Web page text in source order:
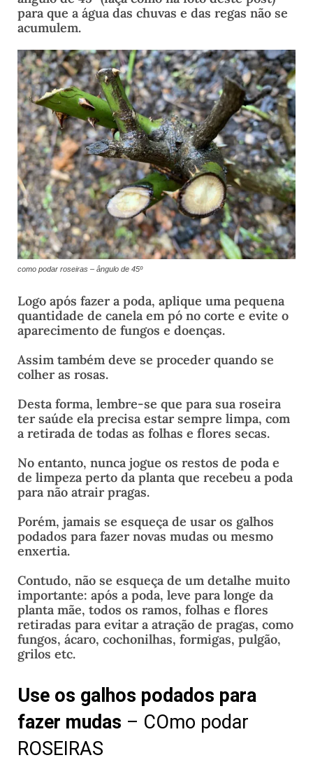
para que a água das chuvas e das regas não se
acumulem.
como podar roseiras – ângulo de 45º
Logo após fazer a poda, aplique uma pequena
quantidade de canela em pó no corte e evite o
aparecimento de fungos e doenças.
Assim também deve se proceder quando se
colher as rosas.
Desta forma, lembre-se que para sua roseira
ter saúde ela precisa estar sempre limpa, com
a retirada de todas as folhas e flores secas.
No entanto, nunca jogue os restos de poda e
de limpeza perto da planta que recebeu a poda
para não atrair pragas.
Porém, jamais se esqueça de usar os galhos
podados para fazer novas mudas ou mesmo
enxertia.
Contudo, não se esqueça de um detalhe muito
importante: após a poda, leve para longe da
planta mãe, todos os ramos, folhas e flores
retiradas para evitar a atração de pragas, como
fungos, ácaro, cochonilhas, formigas, pulgão,
grilos etc.
Use os galhos podados para
fazer mudas – COmo podar
ROSEIRAS